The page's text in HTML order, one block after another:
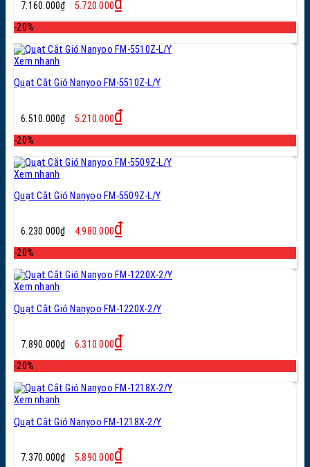
7.160.000₫
gốc
là:
7.160.000₫.
5.720.000
tại
là:
5.720.000₫.
-20%
Xem nhanh
Quạt Cắt Gió Nanyoo FM-5510Z-L/Y
6.510.000₫
Giá
gốc
là:
6.510.000₫.
5.210.000₫
tại
là:
5.210.000₫.
-20%
Xem nhanh
Quạt Cắt Gió Nanyoo FM-5509Z-L/Y
6.230.000₫
Giá
gốc
là:
6.230.000₫.
4.980.000₫
tại
là:
4.980.000₫.
-20%
Xem nhanh
Quạt Cắt Gió Nanyoo FM-1220X-2/Y
7.890.000₫
Giá
gốc
là:
7.890.000₫.
6.310.000₫
tại
là:
6.310.000₫.
-20%
Xem nhanh
Quạt Cắt Gió Nanyoo FM-1218X-2/Y
7.370.000₫
Giá
gốc
5.890.000₫